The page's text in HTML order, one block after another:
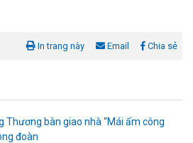
In trang này Email Chia sẻ
Thương bàn giao nhà “Mái ấm công
đoàn